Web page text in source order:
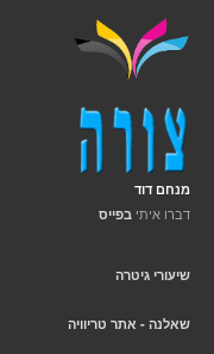
מנחם דוד
דברו איתי בפייס
שיעורי גיטרה
שאלנה - אתר טריוויה